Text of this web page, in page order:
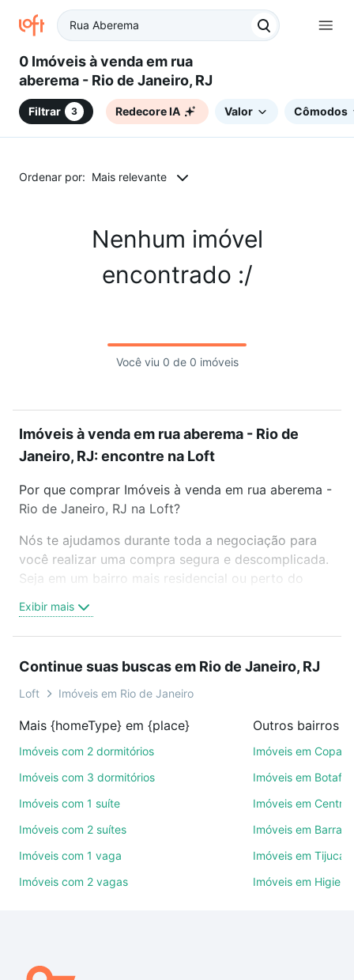
0 Imóveis à venda em rua
aberema - Rio de Janeiro, RJ
Filtrar 3 Redecore IA Valor Cômodos
Ordenar por: Mais relevante
Nenhum imóvel
encontrado :/
Você viu 0 de 0 imóveis
Imóveis à venda em rua aberema - Rio de
Janeiro, RJ: encontre na Loft
Por que comprar Imóveis à venda em rua aberema -
Rio de Janeiro, RJ na Loft?
Nós te ajudamos durante toda a negociação para
você realizar uma compra segura e descomplicada.
Seja em um bairro mais residencial ou perto do
oferta ideal de Imóveis à venda em rua aberema -
Rio de Janeiro, RJ para conquistar seu sonho.
é grátis, sem compromisso e você ainda conta com
mais de 46 mil corretores e imobiliárias te ajudando
Como escolher um imóvel?
Use barra de busca no topo para pesquisar por
também pode usar os filtros como quantidade de
quartos, suítes, com ou sem vaga de garagem para
combinar perfeitamente com o preço, metragem e
festas ou área verde e encontrar Imóveis à venda
Rio de Janeiro, RJ?
Exibir mais
Continue suas buscas em Rio de Janeiro, RJ
Loft Imóveis em Rio de Janeiro
Mais {homeType} em {place}
Imóveis com 2 dormitórios
Imóveis com 3 dormitórios
Imóveis com 1 suíte
Imóveis com 2 suítes
Imóveis com 1 vaga
Imóveis com 2 vagas
Imóveis em
Imóveis em
Imóveis em Centro
Imóveis em Barra
Imóveis em Tijuca
Imóveis em